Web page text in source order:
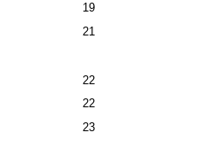
19
21
22
22
23